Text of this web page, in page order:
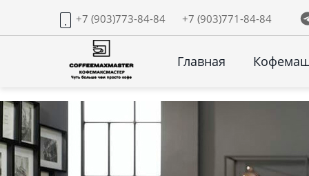
+7 (903)773-84-84 +7 (903)771-84-84
Главная